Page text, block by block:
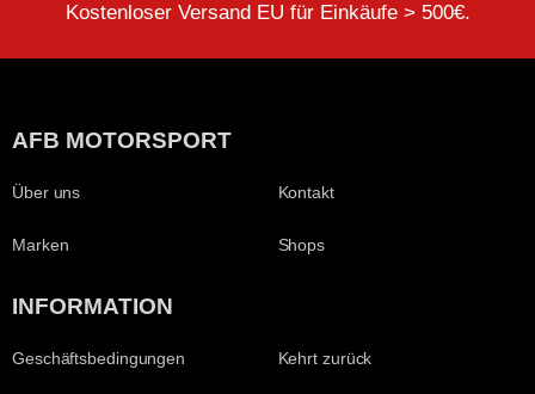
Kostenloser Versand EU für Einkäufe > 500€.
AFB MOTORSPORT
Über uns
Marken
Kontakt
Shops
INFORMATION
Geschäftsbedingungen Kehrt zurück